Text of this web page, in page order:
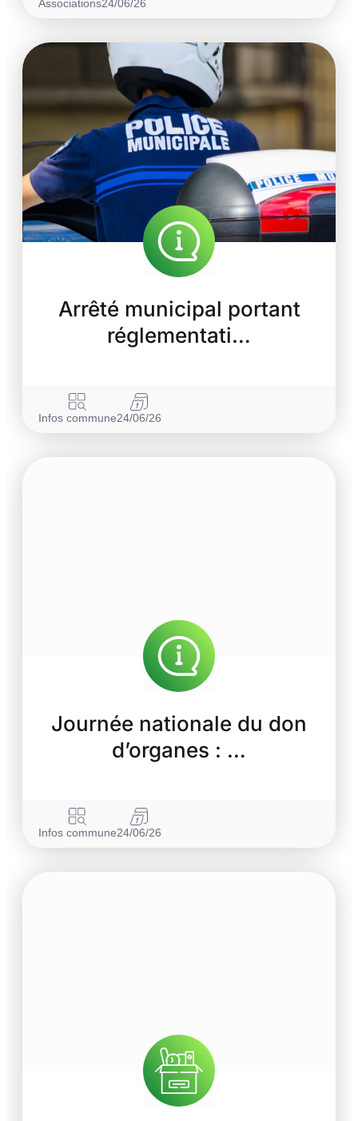
Associations24/06/26
Arrêté municipal portant
réglementati…
Infos commune24/06/26
Journée nationale du don
d’organes : …
Infos commune24/06/26